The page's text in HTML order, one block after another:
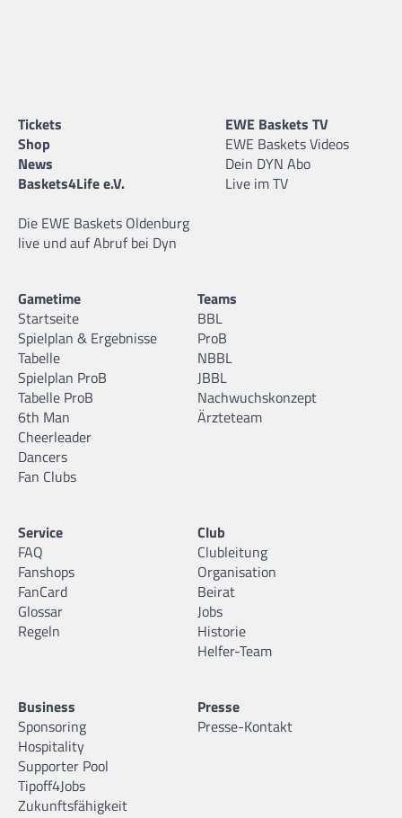
Tickets
Shop
News
Baskets4Life e.V.
Die EWE Baskets Oldenburg
live und auf Abruf bei Dyn
EWE Baskets TV
EWE Baskets Videos
Dein DYN Abo
Live im TV
Gametime
Startseite
Spielplan & Ergebnisse
Tabelle
Spielplan ProB
Tabelle ProB
6th Man
Cheerleader
Dancers
Fan Clubs
Teams
BBL
ProB
NBBL
JBBL
Nachwuchskonzept
Ärzteteam
Service
FAQ
Fanshops
FanCard
Glossar
Regeln
Club
Clubleitung
Organisation
Beirat
Jobs
Historie
Helfer-Team
Business
Sponsoring
Hospitality
Supporter Pool
Tipoff4Jobs
Zukunftsfähigkeit
Presse
Presse-Kontakt